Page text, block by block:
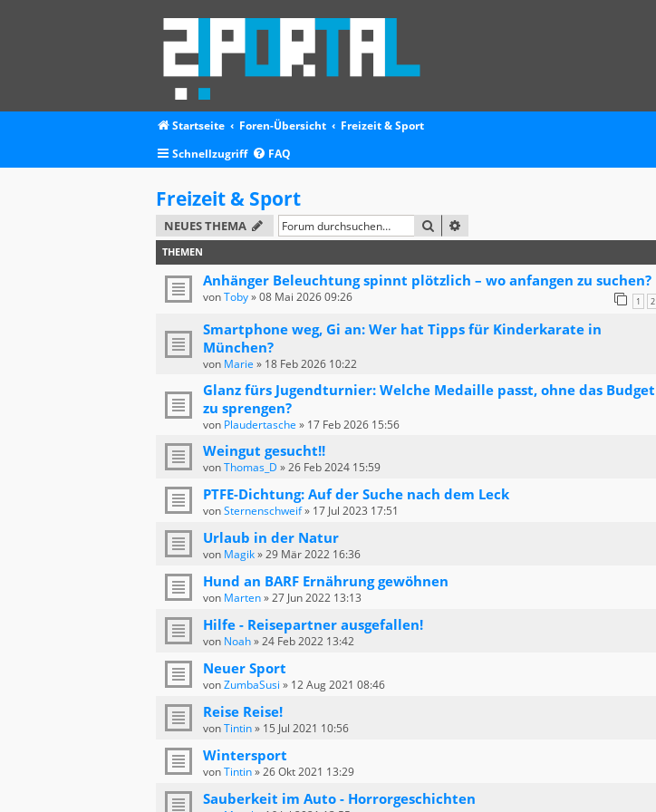
Startseite Foren-Übersicht
Freizeit & Sport
Schnellzugriff
FAQ
Freizeit & Sport
NEUES THEMA SUCHE
THEMEN
Anhänger Beleuchtung spinnt plötzlich – wo anfangen zu suchen?
vonToby»08 Mai 2026 09:26 1 2
Smartphone weg, Gi an: Wer hat Tipps für Kinderkarate in
München?
von Marie » 18 Feb 2026 10:22
Glanz fürs Jugendturnier: Welche Medaille passt, ohne das Budget
zu sprengen?
von Plaudertasche » 17 Feb 2026 15:56
Weingut gesucht!!
vonThomas_D »26 Feb 2024 15:59
PTFE-Dichtung: Auf der Suche nach dem Leck
vonSternenschweif» 17 Jul 2023 17:51
Urlaub in der Natur
von Magik»29 Mär 2022 16:36
Hund an BARF Ernährung gewöhnen
von Marten»27 Jun 2022 13:13
Hilfe - Reisepartner ausgefallen!
von Noah»24 Feb 2022 13:42
Neuer Sport
vonZumbaSusi » 12 Aug 2021 08:46
Reise Reise!
vonTintin» 15 Jul 2021 10:56
Wintersport
vonTintin»26 Okt 2021 13:29
Sauberkeit im Auto - Horrorgeschichten